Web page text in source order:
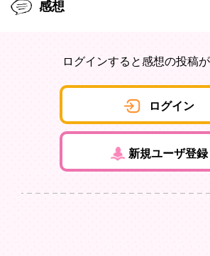
感想
ログインすると感想の投稿
ログイン
新規ユーザ登録